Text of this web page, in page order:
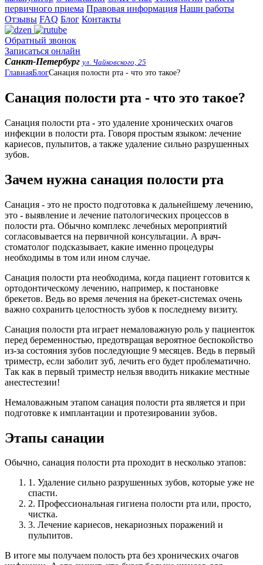
первичного приема Правовая информация Наши работы
Отзывы FAQ Блог Контакты
Обратный звонок
Записаться онлайн
Санкт-Петербург ул. Чайковского, 25
ГлавнаяБлогСанация полости рта - что это такое?
Санация полости рта - что это такое?
Санация полости рта - это удаление хронических очагов
инфекции в полости рта. Говоря простым языком: лечение
кариесов, пульпитов, а также удаление сильно разрушенных
зубов.
Зачем нужна санация полости рта
Санация - это не просто подготовка к дальнейшему лечению,
это - выявление и лечение патологических процессов в
полости рта. Обычно комплекс лечебных мероприятий
согласовывается на первичной консультации. А врач-
стоматолог подсказывает, какие именно процедуры
необходимы в том или ином случае.
Санация полости рта необходима, когда пациент готовится к
ортодонтическому лечению, например, к постановке
брекетов. Ведь во время лечения на брекет-системах очень
важно сохранить целостность зубов к последнему визиту.
Санация полости рта играет немаловажную роль у пациенток
перед беременностью, предотвращая вероятное беспокойство
из-за состояния зубов последующие 9 месяцев. Ведь в первый
триместр, если заболит зуб, лечить его будет проблематично.
Так как в первый триместр нельзя вводить никакие местные
анестестезии!
Немаловажным этапом санация полости рта является и при
подготовке к имплантации и протезировании зубов.
Этапы санации
Обычно, санация полости рта проходит в несколько этапов:
1. Удаление сильно разрушенных зубов, которые уже не
спасти.
2. Профессиональная гигиена полости рта или, просто,
чистка.
3. Лечение кариесов, некариозных поражений и
пульпитов.
В итоге мы получаем полость рта без хронических очагов